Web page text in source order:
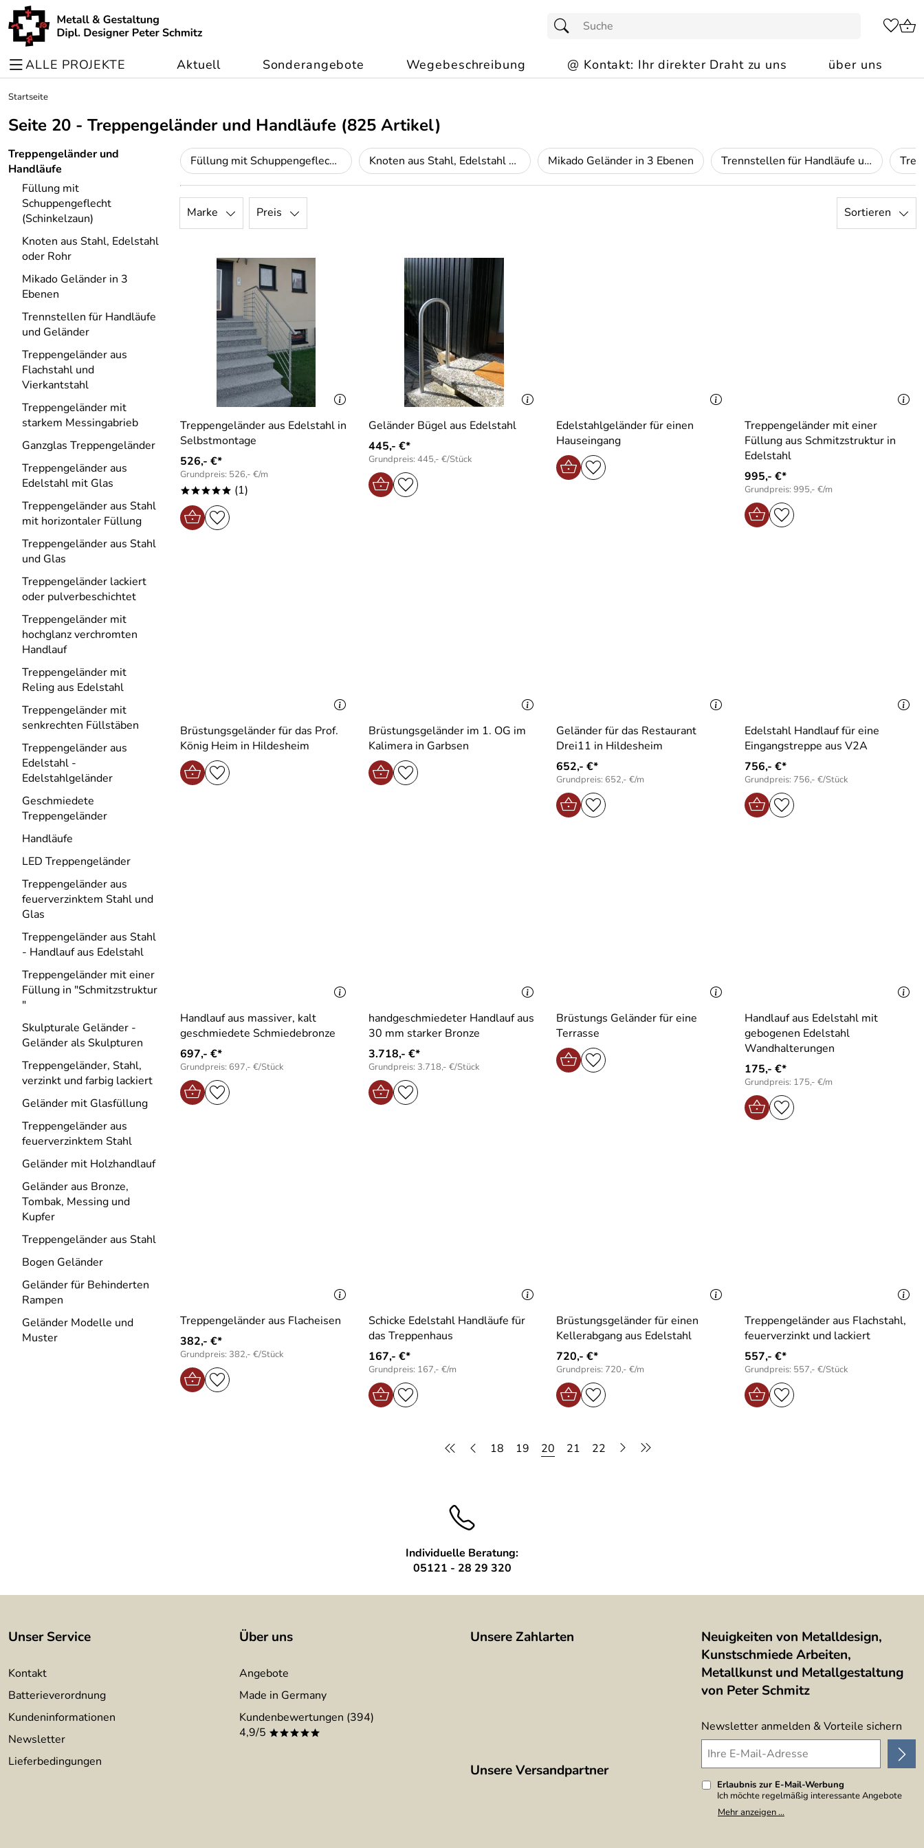
ALLE PROJEKTE Aktuell Sonderangebote Wegebeschreibung @ Kontakt: Ihr direkter Draht zu uns über uns
Startseite
Seite 20 - Treppengeländer und Handläufe (825 Artikel)
Treppengeländer und
Handläufe
Füllung mit
Schuppengeflecht
(Schinkelzaun)
Knoten aus Stahl, Edelstahl
oder Rohr
Mikado Geländer in 3
Ebenen
Trennstellen für Handläufe
und Geländer
Treppengeländer aus
Flachstahl und
Vierkantstahl
Treppengeländer mit
starkem Messingabrieb
Ganzglas Treppengeländer
Treppengeländer aus
Edelstahl mit Glas
Treppengeländer aus Stahl
mit horizontaler Füllung
Treppengeländer aus Stahl
und Glas
Treppengeländer lackiert
oder pulverbeschichtet
Treppengeländer mit
hochglanz verchromten
Handlauf
Treppengeländer mit
Reling aus Edelstahl
Treppengeländer mit
senkrechten Füllstäben
Treppengeländer aus
Edelstahl -
Edelstahlgeländer
Geschmiedete
Treppengeländer
Handläufe
LED Treppengeländer
Treppengeländer aus
feuerverzinktem Stahl und
Glas
Treppengeländer aus Stahl
- Handlauf aus Edelstahl
Treppengeländer mit einer
Füllung in "Schmitzstruktur
"
Skulpturale Geländer -
Geländer als Skulpturen
Treppengeländer, Stahl,
verzinkt und farbig lackiert
Geländer mit Glasfüllung
Treppengeländer aus
feuerverzinktem Stahl
Geländer mit Holzhandlauf
Geländer aus Bronze,
Tombak, Messing und
Kupfer
Treppengeländer aus Stahl
Bogen Geländer
Geländer für Behinderten
Rampen
Geländer Modelle und
Muster
Füllung mit Schuppengeflecht (Schinkelzaun) Knoten aus Stahl, Edelstahl oder Rohr Mikado Geländer in 3 Ebenen Trennstellen für Handläufe und Geländer
Marke Preis Sortieren
Treppengeländer aus Edelstahl in
Selbstmontage
526,- €*
Grundpreis: 526,- €/m
***** (1)
Geländer Bügel aus Edelstahl
445,- €*
Grundpreis: 445,- €/Stück
Edelstahlgeländer für einen
Hauseingang
Treppengeländer mit einer
Füllung aus Schmitzstruktur in
Edelstahl
995,- €*
Grundpreis: 995,- €/m
Brüstungsgeländer für das Prof.
König Heim in Hildesheim
Brüstungsgeländer im 1. OG im
Kalimera in Garbsen
Geländer für das Restaurant
Drei11 in Hildesheim
652,- €*
Grundpreis: 652,- €/m
Edelstahl Handlauf für eine
Eingangstreppe aus V2A
756,- €*
Grundpreis: 756,- €/Stück
Handlauf aus massiver, kalt
geschmiedete Schmiedebronze
697,- €*
Grundpreis: 697,- €/Stück
handgeschmiedeter Handlauf aus
30 mm starker Bronze
3.718,- €*
Grundpreis: 3.718,- €/Stück
Brüstungs Geländer für eine
Terrasse
Handlauf aus Edelstahl mit
gebogenen Edelstahl
Wandhalterungen
175,- €*
Grundpreis: 175,- €/m
Treppengeländer aus Flacheisen
382,- €*
Grundpreis: 382,- €/Stück
Schicke Edelstahl Handläufe für
das Treppenhaus
167,- €*
Grundpreis: 167,- €/m
Brüstungsgeländer für einen
Kellerabgang aus Edelstahl
720,- €*
Grundpreis: 720,- €/m
Treppengeländer aus Flachstahl,
feuerverzinkt und lackiert
557,- €*
Grundpreis: 557,- €/Stück
18 19 20 21 22
Individuelle Beratung:
05121 - 28 29 320
Unser Service
Kontakt
Batterieverordnung
Kundeninformationen
Newsletter
Lieferbedingungen
Über uns
Angebote
Made in Germany
Kundenbewertungen (394)
4,9/5 *****
Unsere Zahlarten
Unsere Versandpartner
Neuigkeiten von Metalldesign,
Kunstschmiede Arbeiten,
Metallkunst und Metallgestaltung
von Peter Schmitz
Newsletter anmelden & Vorteile sichern
Erlaubnis zur E-Mail-Werbung
Ich möchte regelmäßig interessante Angebote
per E-Mail erhalten. Meine E-Mail-Adresse wird
nicht an andere Unternehmen weitergegeben. Zu
Mehr anzeigen ...